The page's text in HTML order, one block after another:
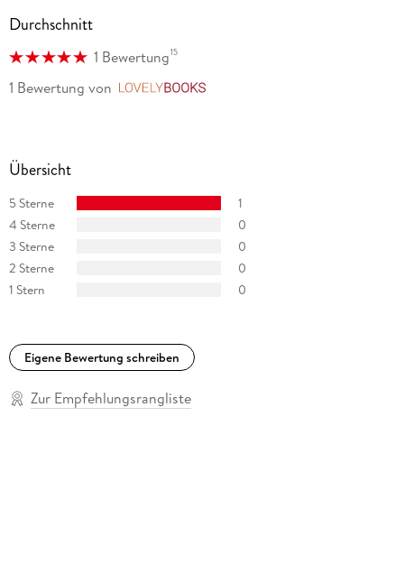
Durchschnitt
1 Bewertung15
1 Bewertung von
Übersicht
5 Sterne
1
4 Sterne
0
3 Sterne
0
2 Sterne
0
1 Stern
0
Eigene Bewertung schreiben
Zur Empfehlungsrangliste